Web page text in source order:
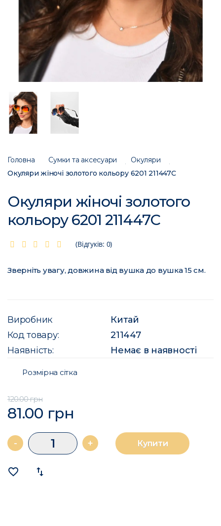
Головна Сумки та аксесуари
Окуляри
Окуляри жіночі золотого кольору 6201 211447C
Окуляри жіночі золотого
кольору 6201 211447C
(Відгуків: 0)
Зверніть увагу, довжина від вушка до вушка 15 см.
Виробник
Китай
Код товару:
211447
Наявність:
Немає в наявності
Розмірна сітка
120.00 грн
81.00 грн
- + Купити
favorite_border import_export